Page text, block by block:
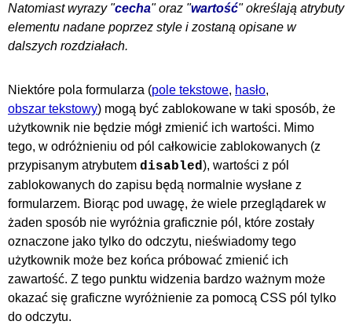
Natomiast wyrazy "cecha" oraz "wartość" określają atrybuty
elementu nadane poprzez style i zostaną opisane w
dalszych rozdziałach.
Niektóre pola formularza (pole tekstowe, hasło,
obszar tekstowy) mogą być zablokowane w taki sposób, że
użytkownik nie będzie mógł zmienić ich wartości. Mimo
tego, w odróżnieniu od pól całkowicie zablokowanych (z
przypisanym atrybutem disabled), wartości z pól
zablokowanych do zapisu będą normalnie wysłane z
formularzem. Biorąc pod uwagę, że wiele przeglądarek w
żaden sposób nie wyróżnia graficznie pól, które zostały
oznaczone jako tylko do odczytu, nieświadomy tego
użytkownik może bez końca próbować zmienić ich
zawartość. Z tego punktu widzenia bardzo ważnym może
okazać się graficzne wyróżnienie za pomocą CSS pól tylko
do odczytu.